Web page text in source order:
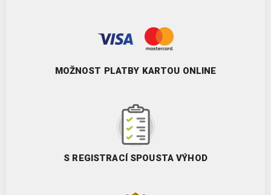
MOŽNOST PLATBY KARTOU ONLINE
S REGISTRACÍ SPOUSTA VÝHOD